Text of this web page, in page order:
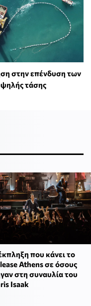
στην επένδυση των
τάσης
που κάνει το
Athens σε όσους
στη συναυλία του
Isaak